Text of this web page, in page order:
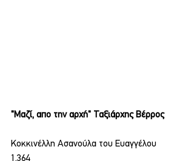
"Μαζί, απο την αρχή" Ταξιάρχης Βέρρος
Κοκκινέλλη Ασανούλα του Ευαγγέλου
1.364